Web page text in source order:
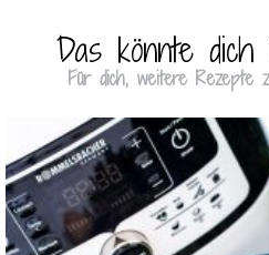
Das könnte dich
Für dich, weitere Rezepte